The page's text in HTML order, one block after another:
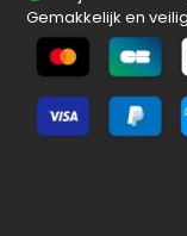
Gemakkelijk en